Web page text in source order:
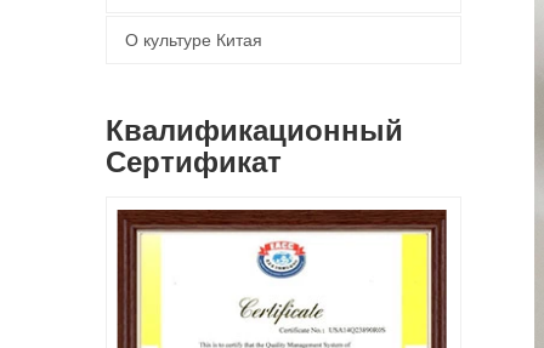
О культуре Китая
Квалификационный
Сертификат